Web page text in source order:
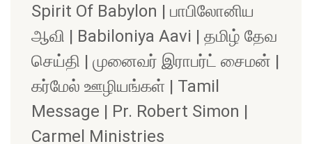
Spirit Of Babylon | பாபிலோனிய
ஆவி | Babiloniya Aavi | தமிழ் தேவ
செய்தி | முனைவர் இராபர்ட் சைமன் |
கர்மேல் ஊழியங்கள் | Tamil
Message | Pr. Robert Simon |
Carmel Ministries